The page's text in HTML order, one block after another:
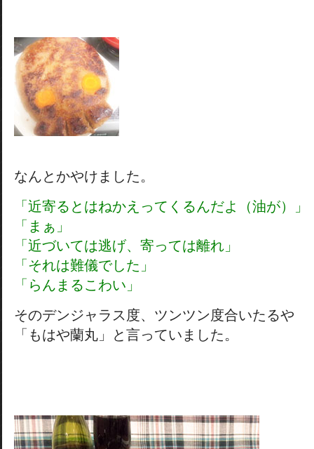
なんとかやけました。
「近寄ると はねかえってくるんだよ（油が）」
「まぁ」
「近づいては逃げ、寄っては離れ」
「それは難儀でした」
「らんまるこわい」
そのデンジャラス度、ツンツン度合いたるや
「もはや蘭丸」と言っていました。